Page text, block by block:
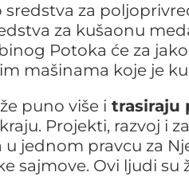
za
za kušaonu
Potoka će za
mašinama koje je
puno više i trasiraju
Projekti, razvoj i
jednom pravcu za
sajmove. Ovi ljudi su